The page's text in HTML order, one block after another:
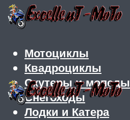
Мотоциклы
Квадроциклы
Скутеры и мопеды
Снегоходы
Лодки и Катера